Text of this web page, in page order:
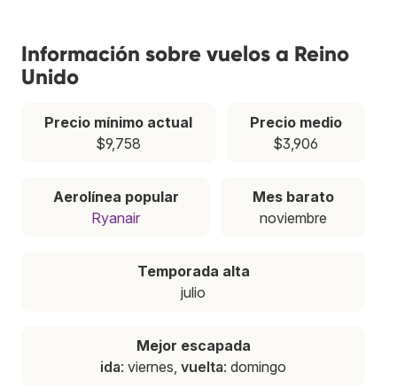
Información sobre vuelos a Reino
Unido
Precio mínimo actual
$9,758
Precio medio
$3,906
Aerolínea popular
Ryanair
Mes barato
noviembre
Temporada alta
julio
Mejor escapada
ida: viernes, vuelta: domingo